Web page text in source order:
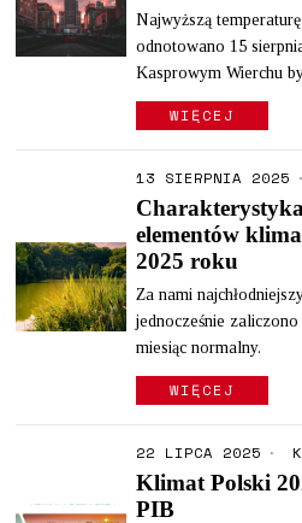
Najwyższą
odnotowano 15
Kasprowym Wierchu
WIĘCEJ
13 SIERPNIA 2025
elementów
2025 roku
Za nami
jednocześnie
miesiąc normalny.
WIĘCEJ
22 LIPCA 2025
Klimat Polski
PIB